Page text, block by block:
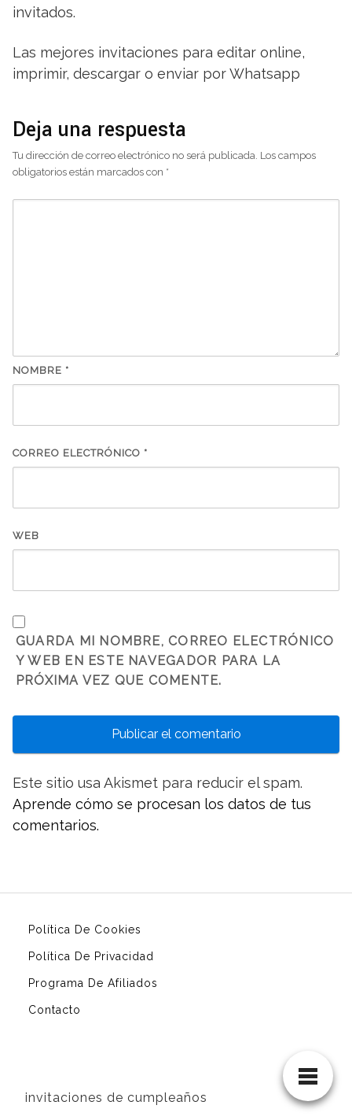
invitados.
Las mejores invitaciones para editar online,
imprimir, descargar o enviar por Whatsapp
Deja una respuesta
Tu dirección de correo electrónico no será publicada. Los campos
obligatorios están marcados con *
NOMBRE *
CORREO ELECTRÓNICO *
WEB
GUARDA MI NOMBRE, CORREO ELECTRÓNICO
Y WEB EN ESTE NAVEGADOR PARA LA
PRÓXIMA VEZ QUE COMENTE.
Este sitio usa Akismet para reducir el spam.
Aprende cómo se procesan los datos de tus
comentarios.
Política De Cookies
Política De Privacidad
Programa De Afiliados
Contacto
invitaciones de cumpleaños